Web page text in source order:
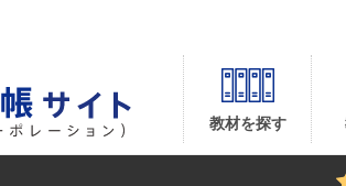
教材を探す